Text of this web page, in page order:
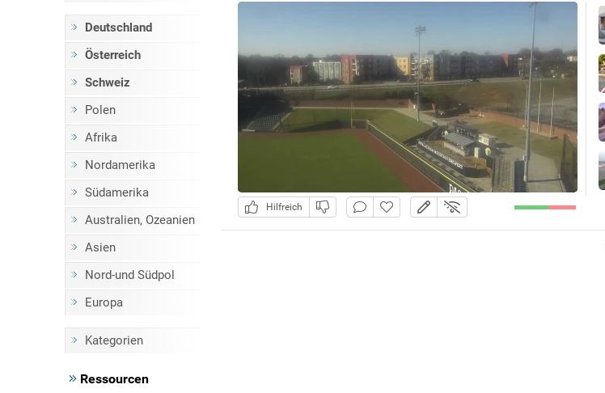
Deutschland
Österreich
Schweiz
Polen
Afrika
Nordamerika
Südamerika
Australien, Ozeanien
Asien
Nord-und Südpol
Europa
Kategorien
Ressourcen
Hilfreich